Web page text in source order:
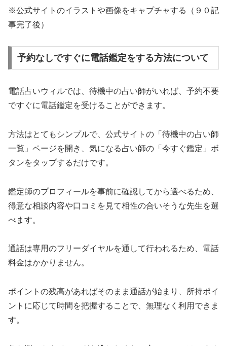
※公式サイトのイラストや画像をキャプチャする（９０記
事完了後）
予約なしですぐに電話鑑定をする方法について
電話占いウィルでは、待機中の占い師がいれば、予約不要
ですぐに電話鑑定を受けることができます。
方法はとてもシンプルで、公式サイトの「待機中の占い師
一覧」ページを開き、気になる占い師の「今すぐ鑑定」ボ
タンをタップするだけです。
鑑定師のプロフィールを事前に確認してから選べるため、
得意な相談内容や口コミを見て相性の合いそうな先生を選
べます。
通話は専用のフリーダイヤルを通して行われるため、電話
料金はかかりません。
ポイントの残高があればそのまま通話が始まり、所持ポイ
ントに応じて時間を把握することで、無理なく利用できま
す。